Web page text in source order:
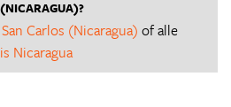
Carlos (Nicaragua) of alle
Nicaragua